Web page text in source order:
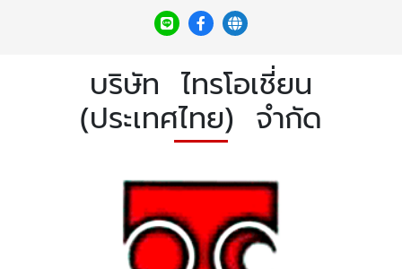
บริษัท ไทรโอเชี่ยน
(ประเทศไทย) จำกัด